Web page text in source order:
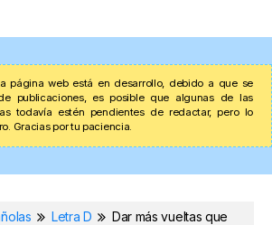
página web está en desarrollo, debido a que se
publicaciones, es posible que algunas de las
todavía estén pendientes de redactar, pero lo
Gracias por tu paciencia.
Letra D
Dar más vueltas que